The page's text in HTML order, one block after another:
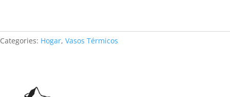
Categories: Hogar, Vasos Térmicos